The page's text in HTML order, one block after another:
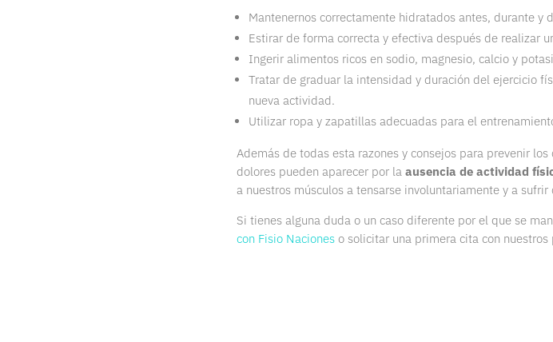
Mantenernos correctamente hidratados antes, durante y
Estirar de forma correcta y efectiva después de realizar
Ingerir alimentos ricos en sodio, magnesio, calcio y
Tratar de graduar la intensidad y duración del ejercicio
nueva actividad.
Utilizar ropa y zapatillas adecuadas para el
Además de todas esta razones y consejos para prevenir
dolores pueden aparecer por la ausencia de actividad
a nuestros músculos a tensarse involuntariamente y a
Si tienes alguna duda o un caso diferente por el que se
con Fisio Nacioneso solicitar una primera cita con nuestros